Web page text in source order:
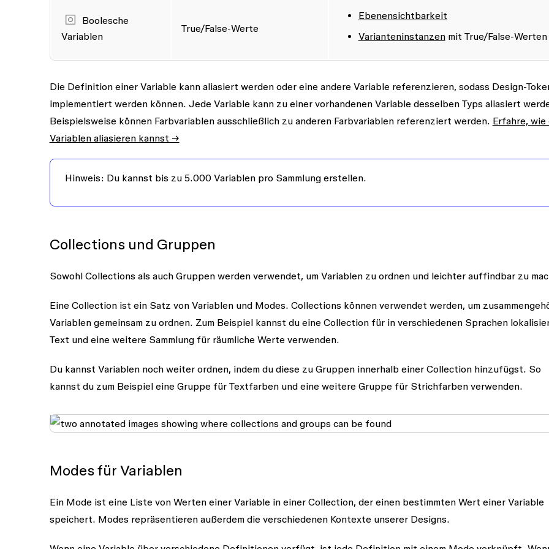
Boolesche
Variablen
True/False-Werte
Ebenensichtbarkeit
Varianteninstanzenmit True/False-Werten
Die Definition einer Variable kann aliasiert werden oder eine andere Variable referenzieren, sodass Design-
implementiert werden können. JedeVariable kann zu einer vorhandenen Variable desselben Typs aliasiert
Beispielsweise können Farbvariablen ausschließlich zu anderen Farbvariablen referenziert werden. Erfahre, wie
Variablen aliasieren kannst →
Hinweis: Du kannst bis zu 5.000 Variablen pro Sammlung erstellen.
Collections und Gruppen
Sowohl Collections als auch Gruppen werden verwendet, um Variablen zu ordnen und leichter auffindbar zu
Eine Collection ist ein Satz von Variablen und Modes. Collections können verwendet werden, um
Variablen gemeinsam zu ordnen. Zum Beispiel kannst du eine Collection für in verschiedenen Sprachen
Text und eine weitere Sammlung für räumliche Werte verwenden.
Du kannst Variablen noch weiter ordnen, indem du diese zu Gruppen innerhalb einer Collection hinzufügst. So
kannst du zum Beispiel eine Gruppe für Textfarben und eine weitere Gruppe für Strichfarben verwenden.
Modes für Variablen
Ein Mode ist eine Liste von Werten einer Variable in einer Collection, der einen bestimmten Wert einer Variable
speichert. Modes repräsentieren außerdem die verschiedenen Kontexte unserer Designs.